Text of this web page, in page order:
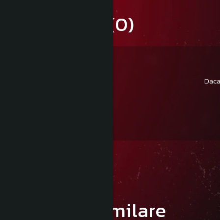
(0)
Produse similare